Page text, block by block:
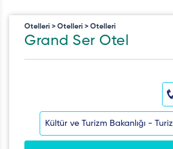
Otelleri > Otelleri > Otelleri
Grand Ser Otel
Kültür ve Turizm Bakanlığı -